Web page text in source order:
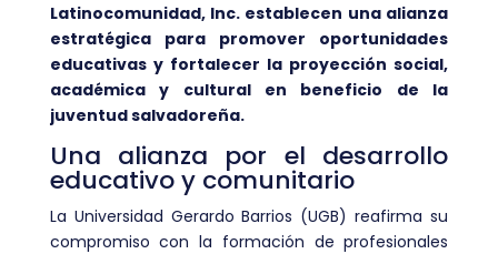
Latinocomunidad, Inc. establecen una alianza
estratégica para promover oportunidades
educativas y fortalecer la proyección social,
académica y cultural en beneficio de la
juventud salvadoreña.
Una alianza por el desarrollo
educativo y comunitario
La Universidad Gerardo Barrios (UGB) reafirma su
compromiso con la formación de profesionales